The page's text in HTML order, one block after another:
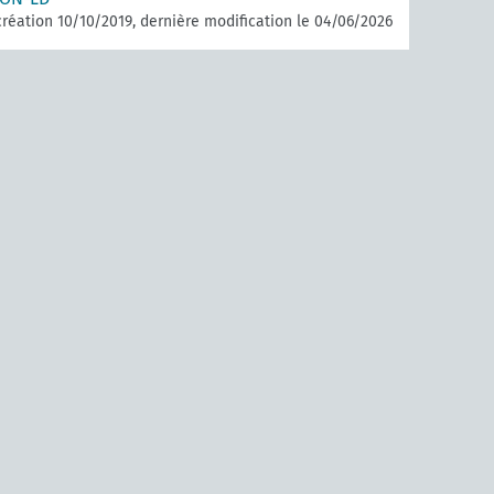
10/10/2019, dernière modification le 04/06/2026